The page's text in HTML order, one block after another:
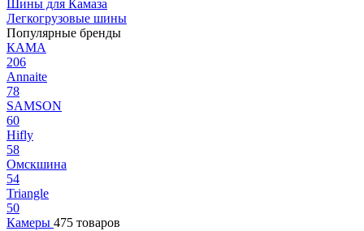
Шины для Камаза
Легкогрузовые шины
Популярные бренды
КАМА
206
Annaite
78
SAMSON
60
Hifly
58
Омскшина
54
Triangle
50
Камеры 475 товаров